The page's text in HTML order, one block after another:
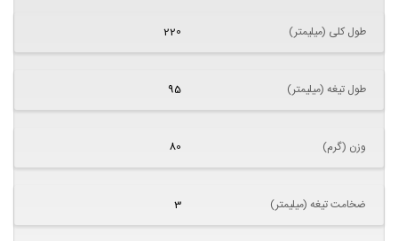
طول کلی (میلیمتر) 220
طول تیغه (میلیمتر) 95
وزن (گرم) 80
ضخامت تیغه (میلیمتر) 3